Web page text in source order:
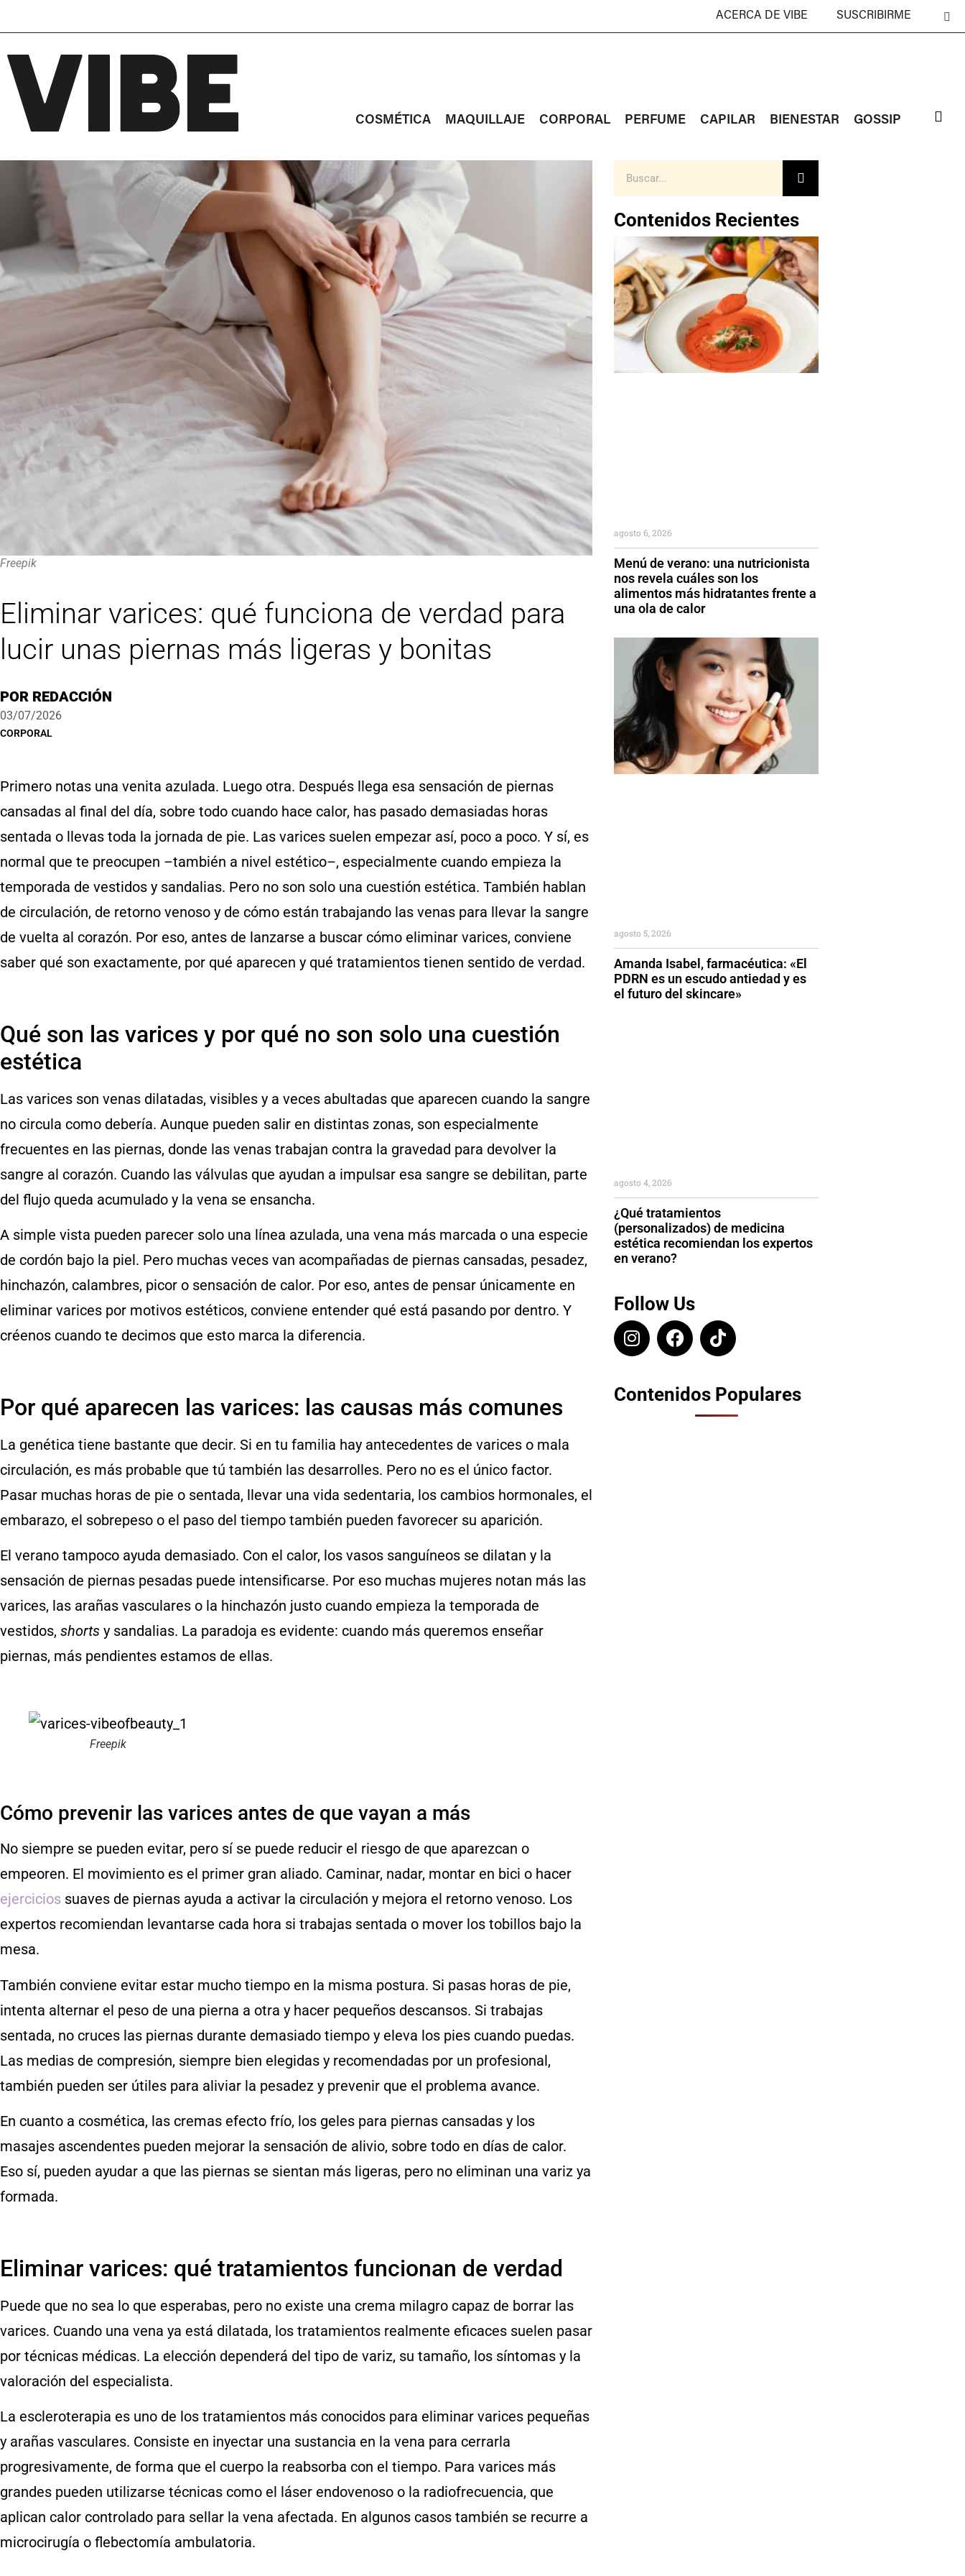
ACERCA DE VIBE SUSCRIBIRME
COSMÉTICA MAQUILLAJE CORPORAL PERFUME CAPILAR BIENESTAR GOSSIP
Freepik
Eliminar varices: qué funciona de verdad para
lucir unas piernas más ligeras y bonitas
POR REDACCIÓN
03/07/2026
CORPORAL
Primero notas una venita azulada. Luego otra. Después llega esa sensación de piernas
cansadas al final del día, sobre todo cuando hace calor, has pasado demasiadas horas
sentada o llevas toda la jornada de pie. Las varices suelen empezar así, poco a poco. Y sí, es
normal que te preocupen –también a nivel estético–, especialmente cuando empieza la
temporada de vestidos y sandalias. Pero no son solo una cuestión estética. También hablan
de circulación, de retorno venoso y de cómo están trabajando las venas para llevar la sangre
de vuelta al corazón. Por eso, antes de lanzarse a buscar cómo eliminar varices, conviene
saber qué son exactamente, por qué aparecen y qué tratamientos tienen sentido de verdad.
Qué son las varices y por qué no son solo una cuestión
estética
Las varices son venas dilatadas, visibles y a veces abultadas que aparecen cuando la sangre
no circula como debería. Aunque pueden salir en distintas zonas, son especialmente
frecuentes en las piernas, donde las venas trabajan contra la gravedad para devolver la
sangre al corazón. Cuando las válvulas que ayudan a impulsar esa sangre se debilitan, parte
del flujo queda acumulado y la vena se ensancha.
A simple vista pueden parecer solo una línea azulada, una vena más marcada o una especie
de cordón bajo la piel. Pero muchas veces van acompañadas de piernas cansadas, pesadez,
hinchazón, calambres, picor o sensación de calor. Por eso, antes de pensar únicamente en
eliminar varices por motivos estéticos, conviene entender qué está pasando por dentro. Y
créenos cuando te decimos que esto marca la diferencia.
Por qué aparecen las varices: las causas más comunes
La genética tiene bastante que decir. Si en tu familia hay antecedentes de varices o mala
circulación, es más probable que tú también las desarrolles. Pero no es el único factor.
Pasar muchas horas de pie o sentada, llevar una vida sedentaria, los cambios hormonales, el
embarazo, el sobrepeso o el paso del tiempo también pueden favorecer su aparición.
El verano tampoco ayuda demasiado. Con el calor, los vasos sanguíneos se dilatan y la
sensación de piernas pesadas puede intensificarse. Por eso muchas mujeres notan más las
varices, las arañas vasculares o la hinchazón justo cuando empieza la temporada de
vestidos, shorts y sandalias. La paradoja es evidente: cuando más queremos enseñar
piernas, más pendientes estamos de ellas.
Freepik
Cómo prevenir las varices antes de que vayan a más
No siempre se pueden evitar, pero sí se puede reducir el riesgo de que aparezcan o
empeoren. El movimiento es el primer gran aliado. Caminar, nadar, montar en bici o hacer
ejercicios suaves de piernas ayuda a activar la circulación y mejora el retorno venoso. Los
expertos recomiendan levantarse cada hora si trabajas sentada o mover los tobillos bajo la
mesa.
También conviene evitar estar mucho tiempo en la misma postura. Si pasas horas de pie,
intenta alternar el peso de una pierna a otra y hacer pequeños descansos. Si trabajas
sentada, no cruces las piernas durante demasiado tiempo y eleva los pies cuando puedas.
Las medias de compresión, siempre bien elegidas y recomendadas por un profesional,
también pueden ser útiles para aliviar la pesadez y prevenir que el problema avance.
En cuanto a cosmética, las cremas efecto frío, los geles para piernas cansadas y los
masajes ascendentes pueden mejorar la sensación de alivio, sobre todo en días de calor.
Eso sí, pueden ayudar a que las piernas se sientan más ligeras, pero no eliminan una variz ya
formada.
Eliminar varices: qué tratamientos funcionan de verdad
Puede que no sea lo que esperabas, pero no existe una crema milagro capaz de borrar las
varices. Cuando una vena ya está dilatada, los tratamientos realmente eficaces suelen pasar
por técnicas médicas. La elección dependerá del tipo de variz, su tamaño, los síntomas y la
valoración del especialista.
La escleroterapia es uno de los tratamientos más conocidos para eliminar varices pequeñas
y arañas vasculares. Consiste en inyectar una sustancia en la vena para cerrarla
progresivamente, de forma que el cuerpo la reabsorba con el tiempo. Para varices más
grandes pueden utilizarse técnicas como el láser endovenoso o la radiofrecuencia, que
aplican calor controlado para sellar la vena afectada. En algunos casos también se recurre a
microcirugía o flebectomía ambulatoria.
Contenidos Recientes
Menú de verano: una nutricionista
nos revela cuáles son los
alimentos más hidratantes frente a
una ola de calor
agosto 6, 2026
Amanda Isabel, farmacéutica: «El
PDRN es un escudo antiedad y es
el futuro del skincare»
agosto 5, 2026
¿Qué tratamientos
(personalizados) de medicina
estética recomiendan los expertos
en verano?
agosto 4, 2026
Follow Us
Contenidos Populares